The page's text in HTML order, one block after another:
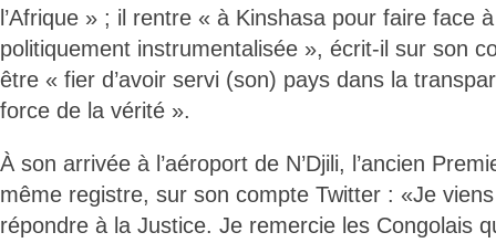
l’Afrique » ; il rentre « à Kinshasa pour faire face
politiquement instrumentalisée », écrit-il sur son
être « fier d’avoir servi (son) pays dans la
force de la vérité ».
À son arrivée à l’aéroport de N’Djili, l’ancien
même registre, sur son compte Twitter : «Je
répondre à la Justice. Je remercie les Congolais